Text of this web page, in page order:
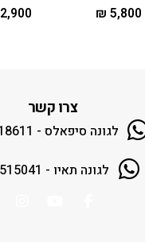
₪ 5,800
2,900
צרו קשר
לגונה סיפאלס - 054-4418611
לגונה תאיו - 054-5515041